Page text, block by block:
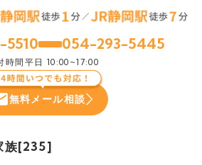
5510 054-293-5445
時間 平日 10:00~17:00
無料メール相談
族[235]